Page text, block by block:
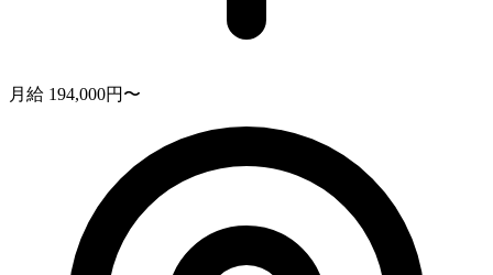
月給 194,000円〜